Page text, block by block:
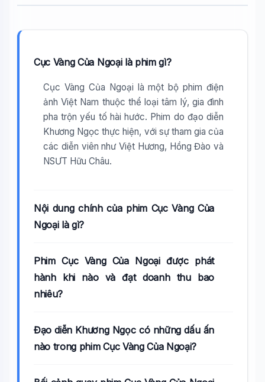
Cục Vàng Của Ngoại là phim gì?
Cục Vàng Của Ngoại là một bộ phim điện
ảnh Việt Nam thuộc thể loại tâm lý, gia đình
pha trộn yếu tố hài hước. Phim do đạo diễn
Khương Ngọc thực hiện, với sự tham gia của
các diễn viên như Việt Hương, Hồng Đào và
NSƯT Hữu Châu.
Nội dung chính của phim Cục Vàng Của
Ngoại là gì?
Phim Cục Vàng Của Ngoại được phát
hành khi nào và đạt doanh thu bao
nhiêu?
Đạo diễn Khương Ngọc có những dấu ấn
nào trong phim Cục Vàng Của Ngoại?